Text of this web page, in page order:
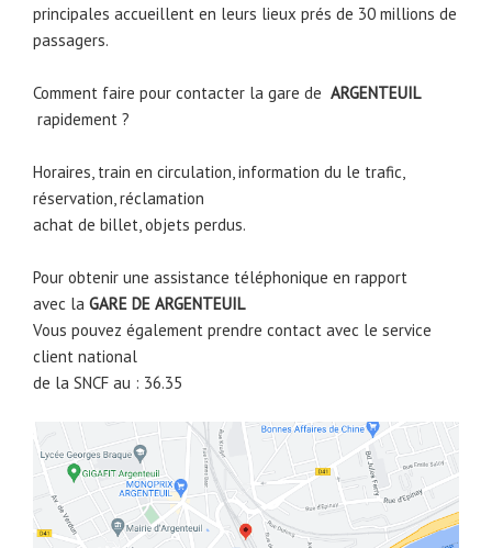
principales accueillent en leurs lieux prés de 30 millions de
passagers.
Comment faire pour contacter la gare de ARGENTEUIL
rapidement ?
Horaires, train en circulation, information du le trafic,
réservation, réclamation
achat de billet, objets perdus.
Pour obtenir une assistance téléphonique en rapport
avec la GARE DE ARGENTEUIL
Vous pouvez également prendre contact avec le service
client national
de la SNCF au : 36.35